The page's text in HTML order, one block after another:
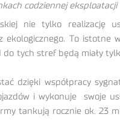
codziennej eksploatacji
nie tylko realizację
To
tych stref będą miały
dzięki współpracy
i wykonuje swoje
tankują rocznie ok. 23